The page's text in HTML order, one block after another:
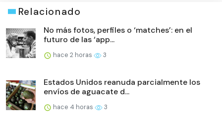
Relacionado
No más fotos, perfiles o ‘matches’: en el
futuro de las ‘app...
hace 2 horas 3
Estados Unidos reanuda parcialmente los
envíos de aguacate d...
hace 4 horas 3